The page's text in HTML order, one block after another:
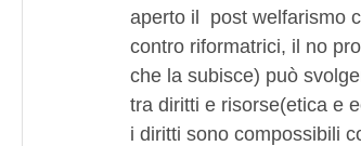
aperto il  post welfarismo
contro riformatrici, il no
che la subisce) può
tra diritti e risorse(etica e
i diritti sono compossibili